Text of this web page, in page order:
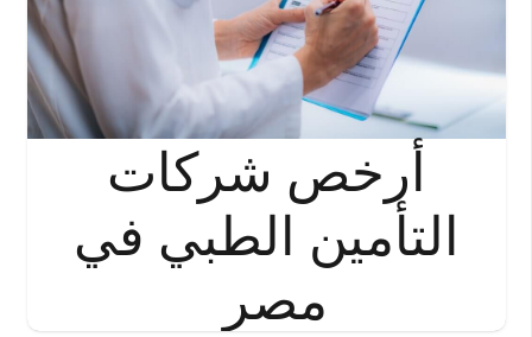
أرخص شركات
التأمين الطبي في
مصر